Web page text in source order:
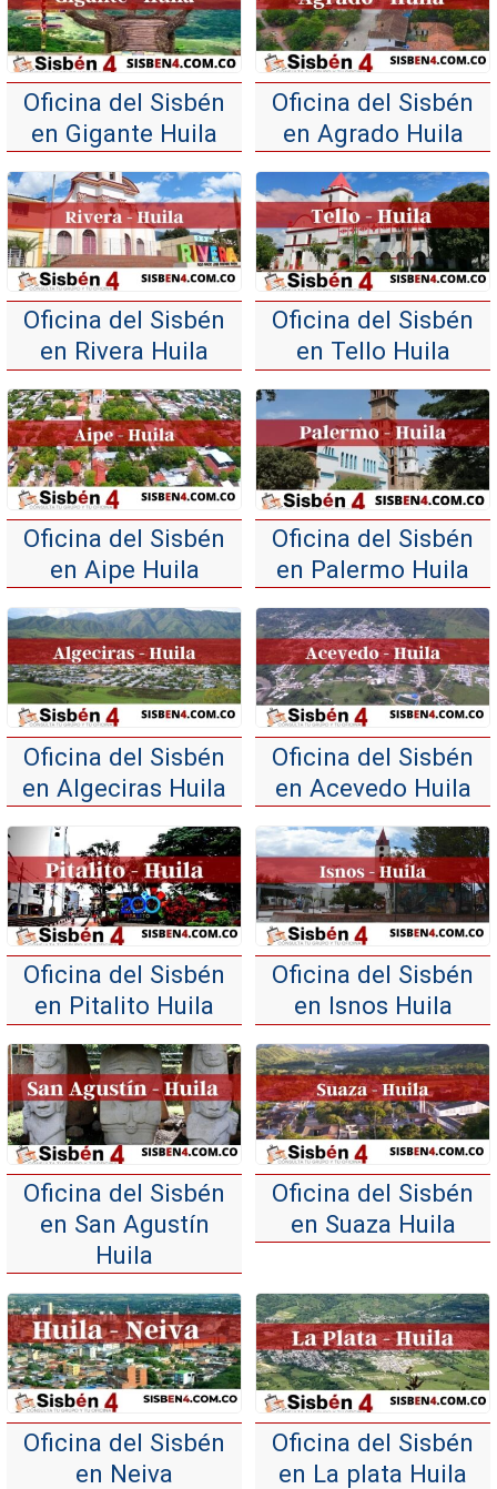
Oficina del Sisbén
en Gigante Huila
Oficina del Sisbén
en Agrado Huila
Oficina del Sisbén
en Rivera Huila
Oficina del Sisbén
en Tello Huila
Oficina del Sisbén
en Aipe Huila
Oficina del Sisbén
en Palermo Huila
Oficina del Sisbén
en Algeciras Huila
Oficina del Sisbén
en Acevedo Huila
Oficina del Sisbén
en Pitalito Huila
Oficina del Sisbén
en Isnos Huila
Oficina del Sisbén
en San Agustín
Huila
Oficina del Sisbén
en Suaza Huila
Oficina del Sisbén
en Neiva
Oficina del Sisbén
en La plata Huila